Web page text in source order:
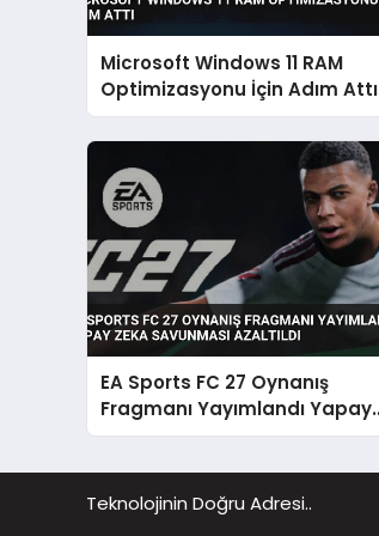
Microsoft Windows 11 RAM
Optimizasyonu İçin Adım Attı
EA Sports FC 27 Oynanış
Fragmanı Yayımlandı Yapay
Zeka Savunması Azaltıldı
Teknolojinin Doğru Adresi..